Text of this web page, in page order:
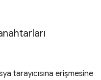
tarayıcısına erişmesine